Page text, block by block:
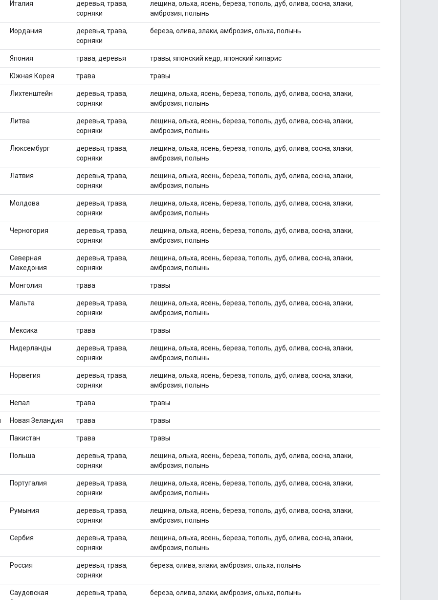
Италия
деревья, трава,
сорняки
лещина, ольха, ясень, береза, тополь, дуб, олива, сосна, злаки,
амброзия, полынь
Иордания
деревья, трава,
сорняки
береза, олива, злаки, амброзия, ольха, полынь
Япония трава, деревья травы, японский кедр, японский кипарис
Южная Корея трава травы
Лихтенштейн
деревья, трава,
сорняки
лещина, ольха, ясень, береза, тополь, дуб, олива, сосна, злаки,
амброзия, полынь
Литва
деревья, трава,
сорняки
лещина, ольха, ясень, береза, тополь, дуб, олива, сосна, злаки,
амброзия, полынь
Люксембург
деревья, трава,
сорняки
лещина, ольха, ясень, береза, тополь, дуб, олива, сосна, злаки,
амброзия, полынь
Латвия
деревья, трава,
сорняки
лещина, ольха, ясень, береза, тополь, дуб, олива, сосна, злаки,
амброзия, полынь
Молдова
деревья, трава,
сорняки
лещина, ольха, ясень, береза, тополь, дуб, олива, сосна, злаки,
амброзия, полынь
Черногория
деревья, трава,
сорняки
лещина, ольха, ясень, береза, тополь, дуб, олива, сосна, злаки,
амброзия, полынь
Северная
Македония
деревья, трава,
сорняки
лещина, ольха, ясень, береза, тополь, дуб, олива, сосна, злаки,
амброзия, полынь
Монголия трава травы
Мальта
деревья, трава,
сорняки
лещина, ольха, ясень, береза, тополь, дуб, олива, сосна, злаки,
амброзия, полынь
Мексика трава травы
Нидерланды
деревья, трава,
сорняки
лещина, ольха, ясень, береза, тополь, дуб, олива, сосна, злаки,
амброзия, полынь
Норвегия
деревья, трава,
сорняки
лещина, ольха, ясень, береза, тополь, дуб, олива, сосна, злаки,
амброзия, полынь
Непал трава травы
Новая Зеландия трава травы
Пакистан трава травы
Польша
деревья, трава,
сорняки
лещина, ольха, ясень, береза, тополь, дуб, олива, сосна, злаки,
амброзия, полынь
Португалия
деревья, трава,
сорняки
лещина, ольха, ясень, береза, тополь, дуб, олива, сосна, злаки,
амброзия, полынь
Румыния
деревья, трава,
сорняки
лещина, ольха, ясень, береза, тополь, дуб, олива, сосна, злаки,
амброзия, полынь
Сербия
деревья, трава,
сорняки
лещина, ольха, ясень, береза, тополь, дуб, олива, сосна, злаки,
амброзия, полынь
Россия
деревья, трава,
сорняки
береза, олива, злаки, амброзия, ольха, полынь
Саудовская
деревья, трава,
береза, олива, злаки, амброзия, ольха, полынь